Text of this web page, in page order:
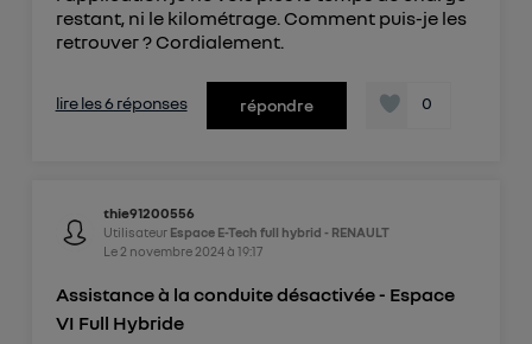
restant, ni le kilométrage. Comment puis-je les
retrouver ? Cordialement.
lire les 6 réponses répondre 0
thie91200556
Utilisateur Espace E-Tech full hybrid - RENAULT
Le 2 novembre 2024à 19:17
Assistance à la conduite désactivée - Espace
VI Full Hybride